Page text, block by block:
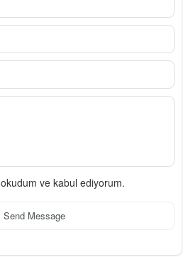
okudum ve kabul ediyorum.
Send Message